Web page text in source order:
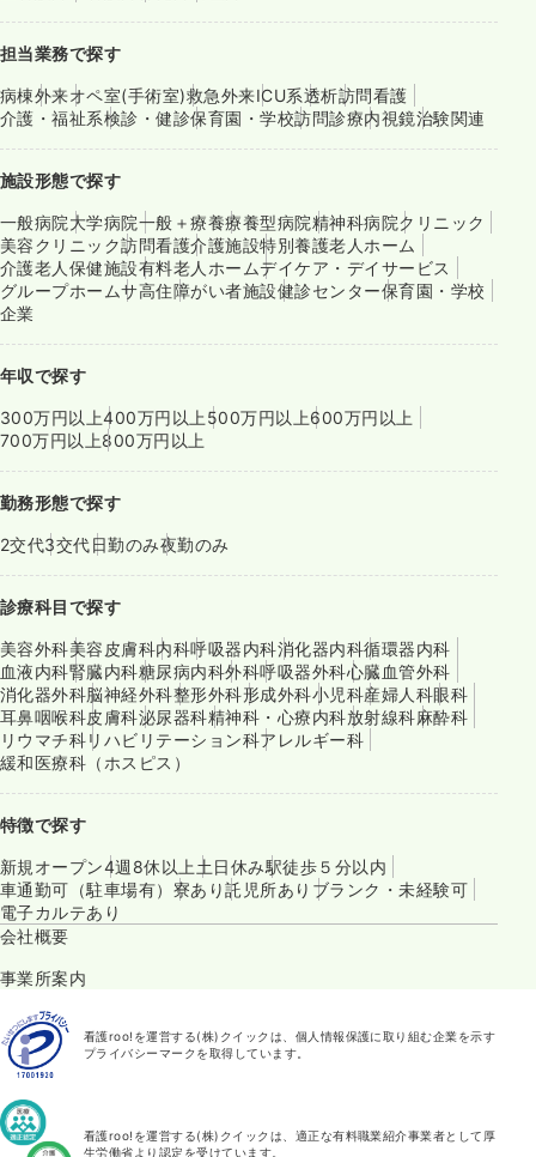
担当業務で探す
病棟外来オペ室(手術室)救急外来ICU系透析訪問看護
介護・福祉系検診・健診保育園・学校訪問診療内視鏡治験関連
施設形態で探す
一般病院大学病院一般＋療養療養型病院精神科病院クリニック
美容クリニック訪問看護介護施設特別養護老人ホーム
介護老人保健施設有料老人ホームデイケア・デイサービス
グループホームサ高住障がい者施設健診センター保育園・学校
企業
年収で探す
300万円以上400万円以上 500万円以上600万円以上
700万円以上800万円以上
勤務形態で探す
2交代3交代日勤のみ夜勤のみ
診療科目で探す
美容外科美容皮膚科内科呼吸器内科消化器内科循環器内科
血液内科腎臓内科糖尿病内科外科呼吸器外科心臓血管外科
消化器外科脳神経外科整形外科形成外科小児科産婦人科眼科
耳鼻咽喉科皮膚科泌尿器科精神科・心療内科放射線科麻酔科
リウマチ科リハビリテーション科アレルギー科
緩和医療科（ホスピス）
特徴で探す
新規オープン4週8休以上 土日休み駅徒歩５分以内
車通勤可（駐車場有） 寮あり託児所あり ブランク・未経験可
電子カルテあり
会社概要
事業所案内
看護roo!を運営する(株)クイックは、個人情報保護に取り組む企業を示す
プライバシーマークを取得しています。
看護roo!を運営する(株)クイックは、適正な有料職業紹介事業者として厚
生労働省より認定を受けています。